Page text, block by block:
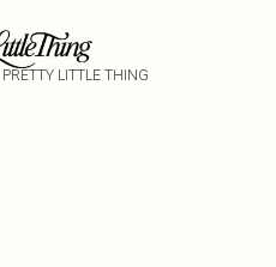
PRETTY LITTLE THING